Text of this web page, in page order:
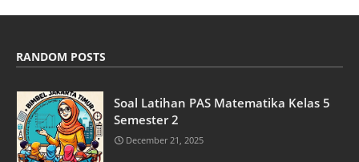
RANDOM POSTS
Soal Latihan PAS Matematika Kelas 5
Semester 2
December 21, 2025